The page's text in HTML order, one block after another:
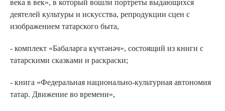
века в век», в который вошли портреты выдающихся
деятелей культуры и искусства, репродукции сцен с
изображением татарского быта,
- комплект «Бабаларга күчтәнәч», состоящий из книги с
татарскими сказками и раскраски;
- книга «Федеральная национально-культурная автономия
татар. Движение во времени»,